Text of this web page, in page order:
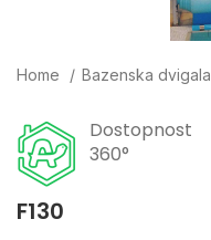
Home Bazenska dvigala
Dostopnost
360°
F130